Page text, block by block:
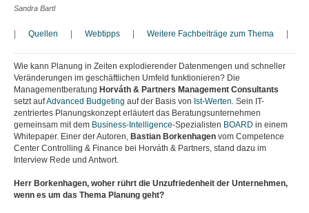
Sandra Bartl
Quellen Webtipps Weitere Fachbeiträge zum Thema
Wie kann Planung in Zeiten explodierender Datenmengen und schneller
Veränderungen im geschäftlichen Umfeld funktionieren? Die
Managementberatung Horváth & Partners Management Consultants
setzt aufAdvanced Budgeting auf der Basis von Ist-Werten. Sein IT-
zentriertes Planungskonzept erläutert das Beratungsunternehmen
gemeinsam mit dem Business-Intelligence-Spezialisten BOARD in einem
Whitepaper. Einer der Autoren, Bastian Borkenhagen vom Competence
Center Controlling & Finance bei Horváth & Partners, stand dazu im
Interview Rede und Antwort.
Herr Borkenhagen, woher rührt die Unzufriedenheit der Unternehmen,
wenn es um das Thema Planung geht?